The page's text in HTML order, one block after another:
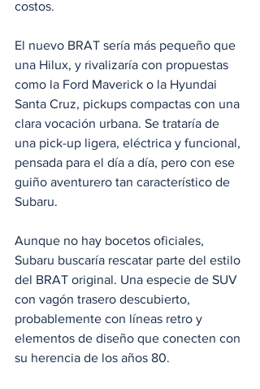
costos.
El nuevo BRAT sería más pequeño que
una Hilux, y rivalizaría con propuestas
como la Ford Maverick o la Hyundai
Santa Cruz, pickups compactas con una
clara vocación urbana. Se trataría de
una pick-up ligera, eléctrica y funcional,
pensada para el día a día, pero con ese
guiño aventurero tan característico de
Subaru.
Aunque no hay bocetos oficiales,
Subaru buscaría rescatar parte del estilo
del BRAT original. Una especie de SUV
con vagón trasero descubierto,
probablemente con líneas retro y
elementos de diseño que conecten con
su herencia de los años 80.